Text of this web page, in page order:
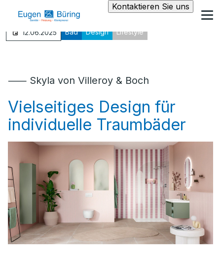
Kontaktieren Sie uns
12.06.2025 Bad Design Lifestyle
⸺ Skyla von Villeroy & Boch
Vielseitiges Design für
individuelle Traumbäder